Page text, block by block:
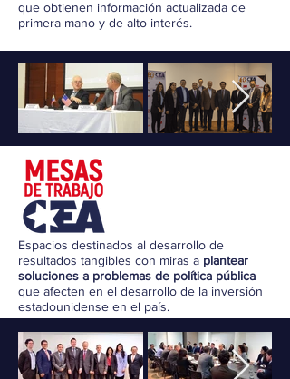
que obtienen información actualizada de
primera mano y de alto interés.
Espacios destinados al desarrollo de
resultados tangibles con miras a plantear
soluciones a problemas de política pública
que afecten en el desarrollo de la inversión
estadounidense en el país.